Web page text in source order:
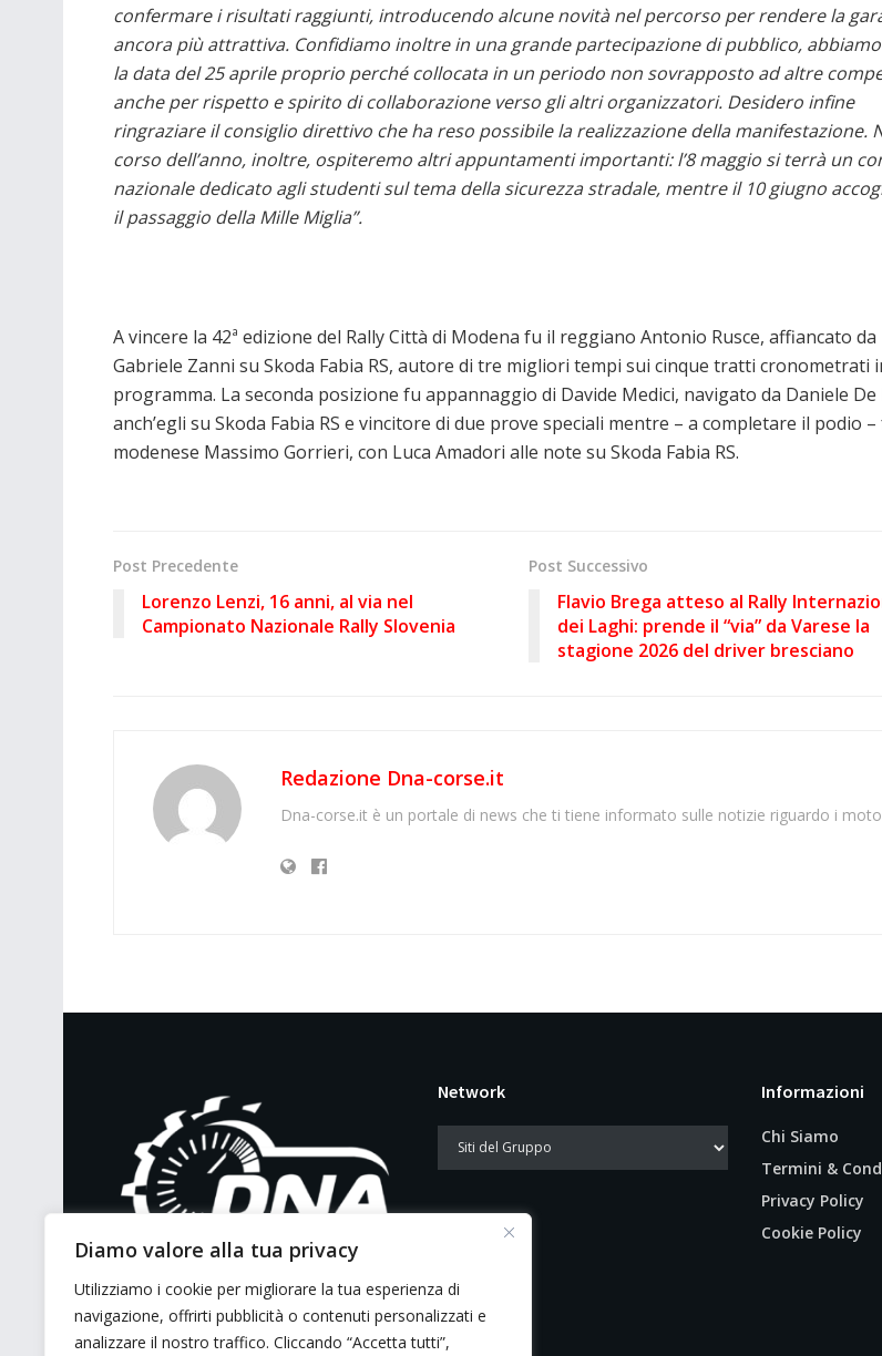
Diamo valore alla tua privacy
Utilizziamo i cookie per migliorare la tua esperienza di
navigazione, offrirti pubblicità o contenuti personalizzati e
analizzare il nostro traffico. Cliccando “Accetta tutti”,
confermare i risultati raggiunti, introducendo alcune novità nel percorso per rendere la
ancora più attrattiva. Confidiamo inoltre in una grande partecipazione di pubblico,
la data del 25 aprile proprio perché collocata in un periodo non sovrapposto ad altre
anche per rispetto e spirito di collaborazione verso gli altri organizzatori. Desidero infine
ringraziare il consiglio direttivo che ha reso possibile la realizzazione della manifestazione.
corso dell’anno, inoltre, ospiteremo altri appuntamenti importanti: l’8 maggio si terrà un
nazionale dedicato agli studenti sul tema della sicurezza stradale, mentre il 10 giugno
il passaggio della Mille Miglia”.
A vincere la 42ª edizione del Rally Città di Modena fu il reggiano Antonio Rusce, affiancato da
Gabriele Zanni su Skoda Fabia RS, autore di tre migliori tempi sui cinque tratti cronometrati
programma. La seconda posizione fu appannaggio di Davide Medici, navigato da Daniele De
anch’egli su Skoda Fabia RS e vincitore di due prove speciali mentre – a completare il podio
modenese Massimo Gorrieri, con Luca Amadori alle note su Skoda Fabia RS.
Post Precedente
Lorenzo Lenzi, 16 anni, al via nel
Campionato Nazionale Rally Slovenia
Post Successivo
Flavio Brega atteso al Rally
dei Laghi: prende il “via” da Varese la
stagione 2026 del driver bresciano
Redazione Dna-corse.it
Dna-corse.it è un portale di news che ti tiene informato sulle notizie riguardo i
E’ un portale di news ai sensi del D.L.
7/5/2001 n. 62
Network Informazioni
Chi Siamo
Termini &
Privacy Policy
Cookie Policy